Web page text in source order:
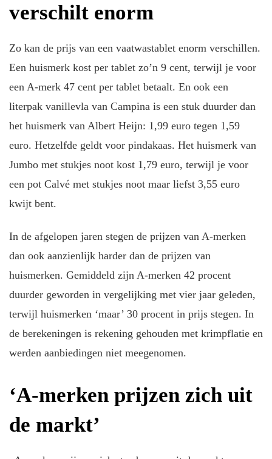
verschilt enorm
Zo kan de prijs van een vaatwastablet enorm verschillen.
Een huismerk kost per tablet zo’n 9 cent, terwijl je voor
een A-merk 47 cent per tablet betaalt. En ook een
literpak vanillevla van Campina is een stuk duurder dan
het huismerk van Albert Heijn: 1,99 euro tegen 1,59
euro. Hetzelfde geldt voor pindakaas. Het huismerk van
Jumbo met stukjes noot kost 1,79 euro, terwijl je voor
een pot Calvé met stukjes noot maar liefst 3,55 euro
kwijt bent.
In de afgelopen jaren stegen de prijzen van A-merken
dan ook aanzienlijk harder dan de prijzen van
huismerken. Gemiddeld zijn A-merken 42 procent
duurder geworden in vergelijking met vier jaar geleden,
terwijl huismerken ‘maar’ 30 procent in prijs stegen. In
de berekeningen is rekening gehouden met krimpflatie en
werden aanbiedingen niet meegenomen.
‘A-merken prijzen zich uit
de markt’